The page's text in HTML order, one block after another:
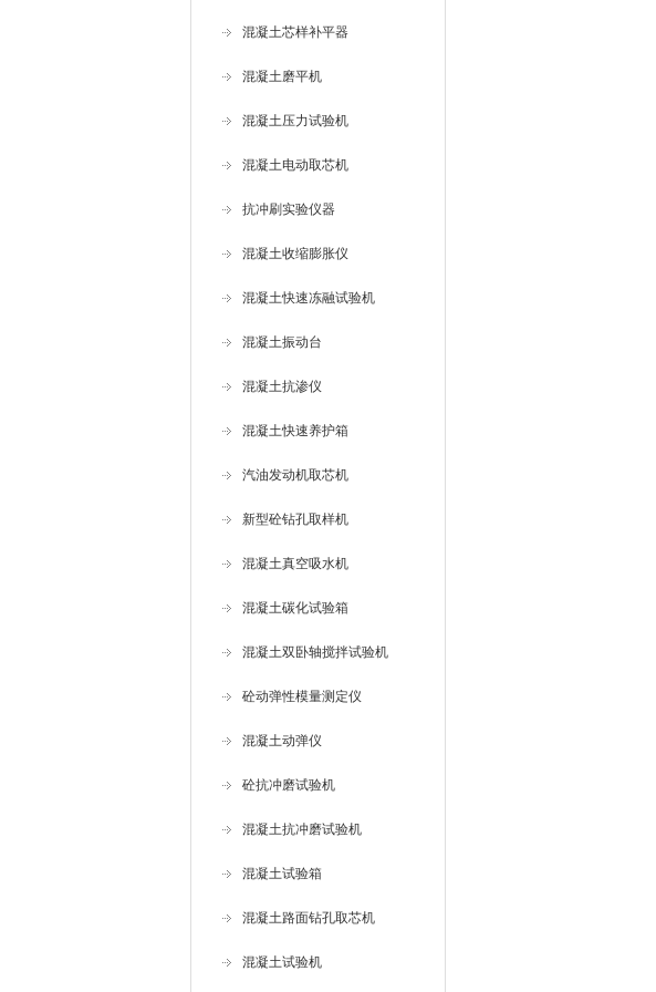
混凝土芯样补平器
混凝土磨平机
混凝土压力试验机
混凝土电动取芯机
抗冲刷实验仪器
混凝土收缩膨胀仪
混凝土快速冻融试验机
混凝土振动台
混凝土抗渗仪
混凝土快速养护箱
汽油发动机取芯机
新型砼钻孔取样机
混凝土真空吸水机
混凝土碳化试验箱
混凝土双卧轴搅拌试验机
砼动弹性模量测定仪
混凝土动弹仪
砼抗冲磨试验机
混凝土抗冲磨试验机
混凝土试验箱
混凝土路面钻孔取芯机
混凝土试验机